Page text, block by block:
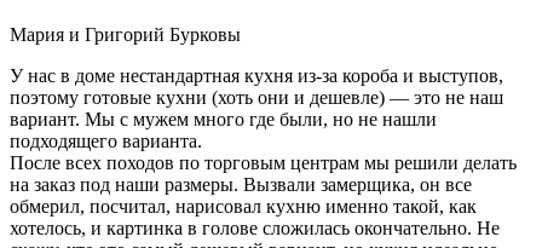
Мария и Григорий Бурковы
У нас в доме нестандартная кухня из-за короба и выступов,
поэтому готовые кухни (хоть они и дешевле) — это не наш
вариант. Мы с мужем много где были, но не нашли
подходящего варианта.
После всех походов по торговым центрам мы решили делать
на заказ под наши размеры. Вызвали замерщика, он все
обмерил, посчитал, нарисовал кухню именно такой, как
хотелось, и картинка в голове сложилась окончательно. Не